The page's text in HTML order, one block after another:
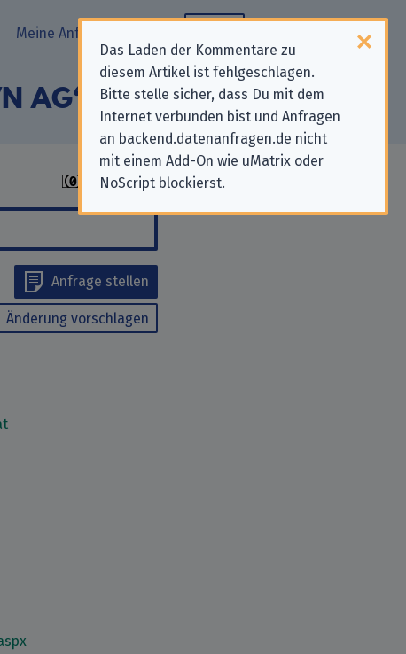
Das Laden der Kommentare zu
diesem Artikel ist fehlgeschlagen.
Bitte stelle sicher, dass Du mit dem
Internet verbunden bist und Anfragen
an backend.datenanfragen.de nicht
mit einem Add-On wie uMatrix oder
NoScript blockierst.
Meine Anfragen
AG“
Anfrage stellen
Änderung vorschlagen